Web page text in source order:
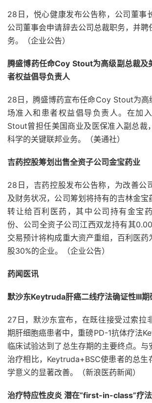
28日，悦心健康发布公告称，公司董事
公司董事会申请辞去公司总裁职务，并聘
务。（企业公告）
腾盛博药任命Coy Stout为高级副总裁及
者权益倡导负责人
28日，腾盛博药宣布任命Coy Stout为高
场准入和患者权益倡导负责人。在加入
Stout曾担任美国商业及医保准入副总裁
科学的关键联邦业务。（美通社）
吉药控股筹划出售全资子公司金宝药业
28日，吉药控股发布公告称，为改善公
及财务状况，公司筹划将持有的吉林金宝
转让给百利医药，其中公司持有金宝
份、公司全资子公司江西双龙持有其
交易预计将构成重大资产重组，百利医药
股30%的企业。（企业公告）
药闻 医讯
默沙东Keytruda肝癌二线疗法确证性III期
27日，默沙东宣布，在既往接受过索拉
期肝细胞癌患者中，重磅PD-1抗体疗法
临床试验达到了总生存期的主要终点。与
治疗相比，Keytruda+BSC使患者的总生
学意义的显著改善。（新浪医药新闻）
治疗特应性皮炎 潜在“first-in-class”疗